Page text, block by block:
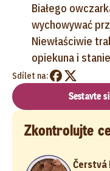
Białego
wychowywać
Niewłaściwie
opiekuna i
Sdílet na:
Sestavte
Zkontrolujte
Čerstvá